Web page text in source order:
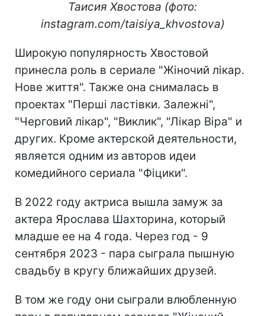
Таисия Хвостова (фото:
instagram.com/taisiya_khvostova)
Широкую популярность Хвостовой
принесла роль в сериале "Жіночий лікар.
Нове життя". Также она снималась в
проектах "Перші ластівки. Залежні",
"Черговий лікар", "Виклик", "Лікар Віра" и
других. Кроме актерской деятельности,
является одним из авторов идеи
комедийного сериала "Фіцики".
В 2022 году актриса вышла замуж за
актера Ярослава Шахторина, который
младше ее на 4 года. Через год - 9
сентября 2023 - пара сыграла пышную
свадьбу в кругу ближайших друзей.
В том же году они сыграли влюбленную